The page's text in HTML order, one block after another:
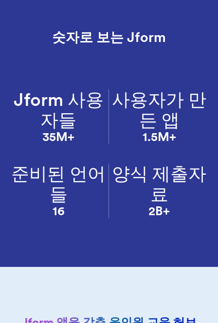
숫자로 보는 Jform
Jform 사용
자들
35M+
사용자가 만
든 앱
1.5M+
준비된 언어
들
16
양식 제출자
료
2B+